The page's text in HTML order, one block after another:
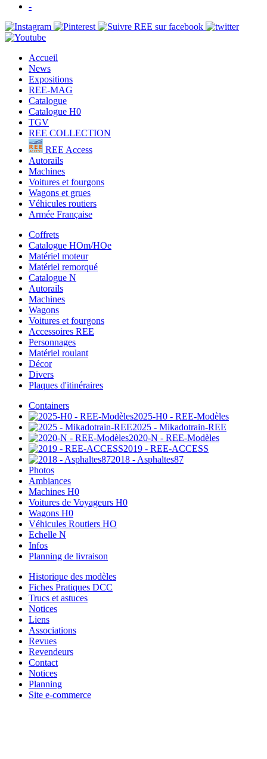
-
Accueil
News
Expositions
REE-MAG
Catalogue
Catalogue H0
TGV
REE COLLECTION
REE Access
Autorails
Machines
Voitures et fourgons
Wagons et grues
Véhicules routiers
Armée Française
Coffrets
Catalogue HOm/HOe
Matériel moteur
Matériel remorqué
Catalogue N
Autorails
Machines
Wagons
Voitures et fourgons
Accessoires REE
Personnages
Matériel roulant
Décor
Divers
Plaques d'itinéraires
Containers
2025-H0 - REE-Modèles
2025 - Mikadotrain-REE
2020-N - REE-Modèles
2019 - REE-ACCESS
2018 - Asphaltes87
Photos
Ambiances
Machines H0
Voitures de Voyageurs H0
Wagons H0
Véhicules Routiers HO
Echelle N
Infos
Planning de livraison
Historique des modèles
Fiches Pratiques DCC
Trucs et astuces
Notices
Liens
Associations
Revues
Revendeurs
Contact
Notices
Planning
Site e-commerce